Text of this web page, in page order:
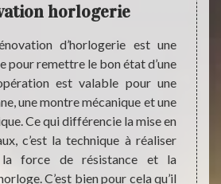
horlogerie
d’horlogerie est une
pour remettre le bon état d’une
est valable pour une
une montre mécanique et une
Ce qui différencie la mise en
c’est la technique à réaliser
la force de résistance et la
C’est bien pour cela qu’il
droit